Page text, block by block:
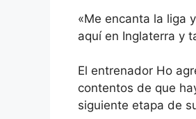
«Me encanta la liga
aquí en Inglaterra y
El entrenador Ho
contentos de que
siguiente etapa de